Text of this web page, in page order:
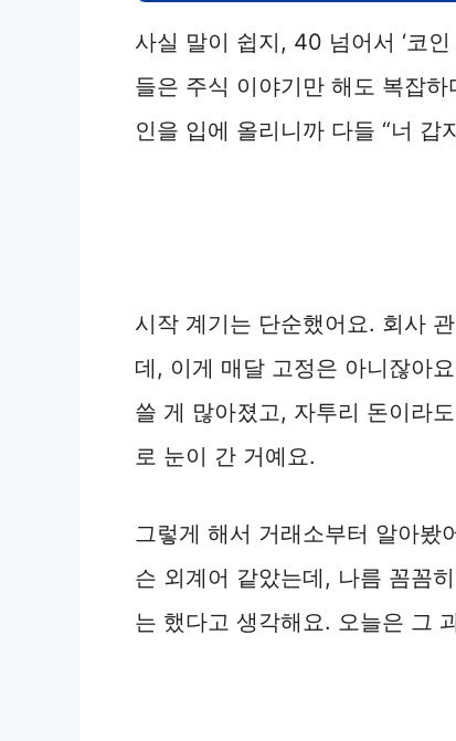
사실 말이 쉽지, 40 넘어서 ‘코
들은 주식 이야기만 해도 복잡
인을 입에 올리니까 다들 “너 갑
시작 계기는 단순했어요. 회사
데, 이게 매달 고정은 아니잖아
쓸 게 많아졌고, 자투리 돈이라
로 눈이 간 거예요.
그렇게 해서 거래소부터 알아
슨 외계어 같았는데, 나름 꼼꼼
는 했다고 생각해요. 오늘은 그